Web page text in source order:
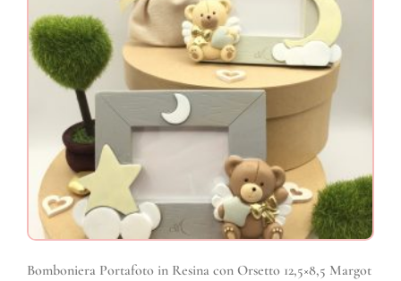
Bomboniera Portafoto in Resina con Orsetto 12,5×8,5 Margot